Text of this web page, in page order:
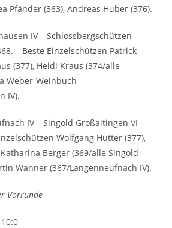
Pfänder (363), Andreas Huber (376).
IV – Schlossbergschützen
– Beste Einzelschützen Patrick
(377), Heidi Kraus (374/alle
Weber-Weinbuch
IV).
IV – Singold Großaitingen VI
Wolfgang Hutter (377),
Berger (369/alle Singold
Wanner (367/Langenneufnach IV).
Vorrunde